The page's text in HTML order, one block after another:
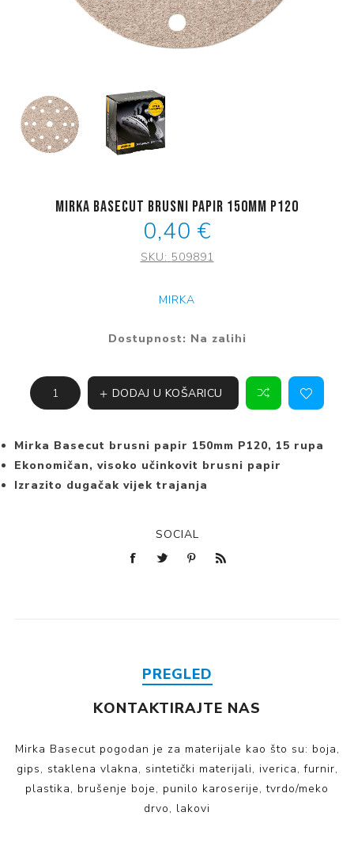
Mirka Basecut brusni papir 150mm P120
0,40 €
SKU: 509891
MIRKA
Dostupnost: Na zalihi
DODAJ U KOŠARICU
Mirka Basecut brusni papir 150mm P120, 15 rupa
Ekonomičan, visoko učinkovit brusni papir
Izrazito dugačak vijek trajanja
SOCIAL
PREGLED
KONTAKTIRAJTE NAS
Mirka Basecut pogodan je za materijale kao što su: boja,
gips, staklena vlakna, sintetički materijali, iverica, furnir,
plastika, brušenje boje, punilo karoserije, tvrdo/meko
drvo, lakovi